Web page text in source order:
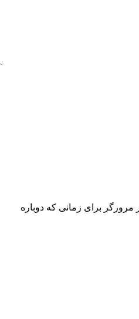
مرورگر برای زمانی که دوباره